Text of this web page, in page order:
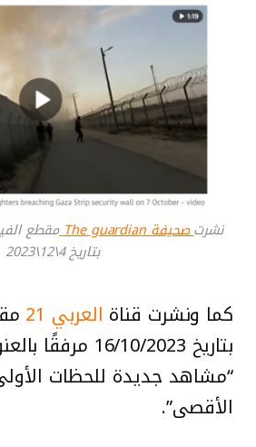
نشرتصحيفة The guardian
مقطع
بتاريخ 4\12\2023
كما ونشرت قناة العربي 21
بتاريخ 16/10/2023
“مشاهد جديدة للحظات
الأقصى”.